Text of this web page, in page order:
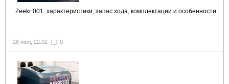
Zeekr 001: характеристики, запас хода, комплектации и особенности
28 июл, 22:02 0